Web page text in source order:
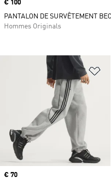
Prix
€ 70
Prix
€ 100
PANTALON DE SURVÊTEMENT
Hommes Originals